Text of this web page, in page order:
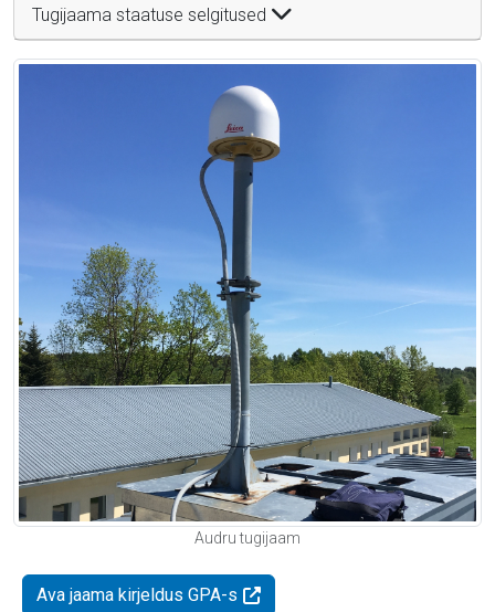
Tugijaama staatuse selgitused
Audru tugijaam
Ava jaama kirjeldus GPA-s